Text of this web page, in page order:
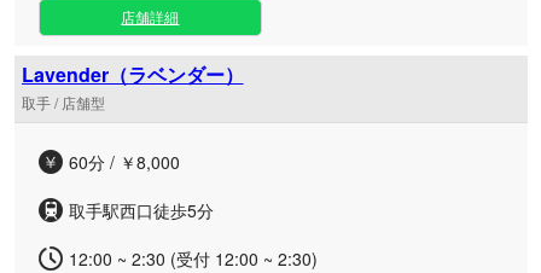
マニュアル通りの作業ではなく、お客様一人ひとりの心と身
体に深く寄り添う「本物の癒やし」を、お求めやすい価格設
定で実現いたしました。 施術前には丁寧なカウンセリングを
実施し、その日のご体調やご要望に合わせた最適なトリート
メントをご提案させていただきます。 日常の喧騒から離れた
とときをお過ごしください。セラピストの才覚を存分に味わ
24時間営業で、皆様のいつでも癒されたいという思いにお応
えいたします。ご来店を心よりお待ち申し上げております。
店舗詳細
Lavender（ラベンダー）
取手 / 店舗型
60分 / ￥8,000
取手駅西口徒歩5分
12:00 ~ 2:30 (受付 12:00 ~ 2:30)